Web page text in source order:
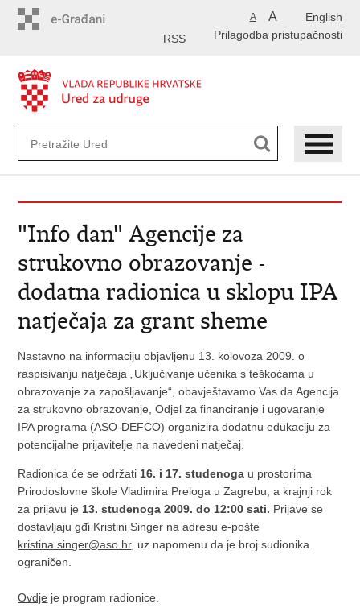
English
A A
Prilagodba pristupačnosti
RSS
"Info dan" Agencije za
strukovno obrazovanje -
dodatna radionica u sklopu IPA
natječaja za grant sheme
Nastavno na informaciju objavljenu 13. kolovoza 2009. o
raspisivanju natječaja „Uključivanje učenika s teškoćama u
obrazovanje za zapošljavanje“, obavještavamo Vas da Agencija
za strukovno obrazovanje, Odjel za financiranje i ugovaranje
IPA programa (ASO-DEFCO) organizira dodatnu edukaciju za
potencijalne prijavitelje na navedeni natječaj.
Radionica će se održati 16. i 17. studenoga u prostorima
Prirodoslovne škole Vladimira Preloga u Zagrebu, a krajnji rok
za prijavu je 13. studenoga 2009. do 12:00 sati. Prijave se
dostavljaju gđi Kristini Singer na adresu e-pošte
kristina.singer@aso.hr, uz napomenu da je broj sudionika
ograničen.
Ovdje je program radionice.